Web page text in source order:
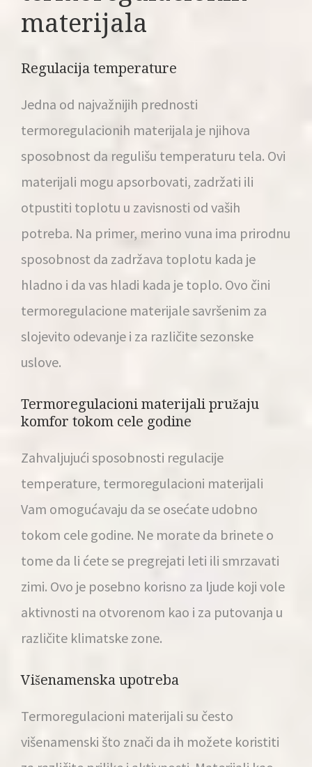
materijala
Regulacija temperature
Jedna od najvažnijih prednosti
termoregulacionih materijala je njihova
sposobnost da regulišu temperaturu tela. Ovi
materijali mogu apsorbovati, zadržati ili
otpustiti toplotu u zavisnosti od vaših
potreba. Na primer, merino vuna ima prirodnu
sposobnost da zadržava toplotu kada je
hladno i da vas hladi kada je toplo. Ovo čini
termoregulacione materijale savršenim za
slojevito odevanje i za različite sezonske
uslove.
Termoregulacioni materijali pružaju
komfor tokom cele godine
Zahvaljujući sposobnosti regulacije
temperature, termoregulacioni materijali
Vam omogućavaju da se osećate udobno
tokom cele godine. Ne morate da brinete o
tome da li ćete se pregrejati leti ili smrzavati
zimi. Ovo je posebno korisno za ljude koji vole
aktivnosti na otvorenom kao i za putovanja u
različite klimatske zone.
Višenamenska upotreba
Termoregulacioni materijali su često
višenamenski što znači da ih možete koristiti